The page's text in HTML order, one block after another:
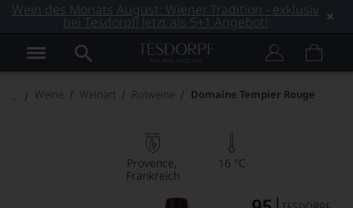
Wein des Monats August: Wiener Tradition - exklusiv
bei Tesdorpf! Jetzt als 5+1 Angebot!
Weine Weinart Rotweine Domaine Tempier Rouge
Provence
Frankreich
16 °C